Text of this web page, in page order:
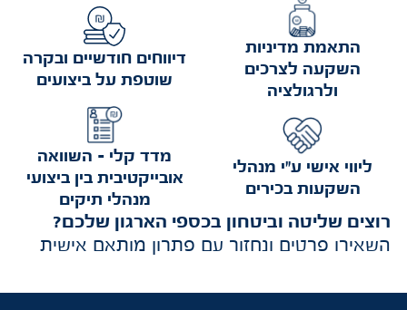
התאמת מדיניות
השקעה לצרכים
ולרגולציה
דיווחים חודשיים ובקרה
שוטפת על ביצועים
ליווי אישי ע"י מנהלי
השקעות בכירים
מדד קלי – השוואה
אובייקטיבית בין ביצועי
מנהלי תיקים
רוצים שליטה וביטחון בכספי הארגון שלכם?
השאירו פרטים ונחזור עם פתרון מותאם אישית